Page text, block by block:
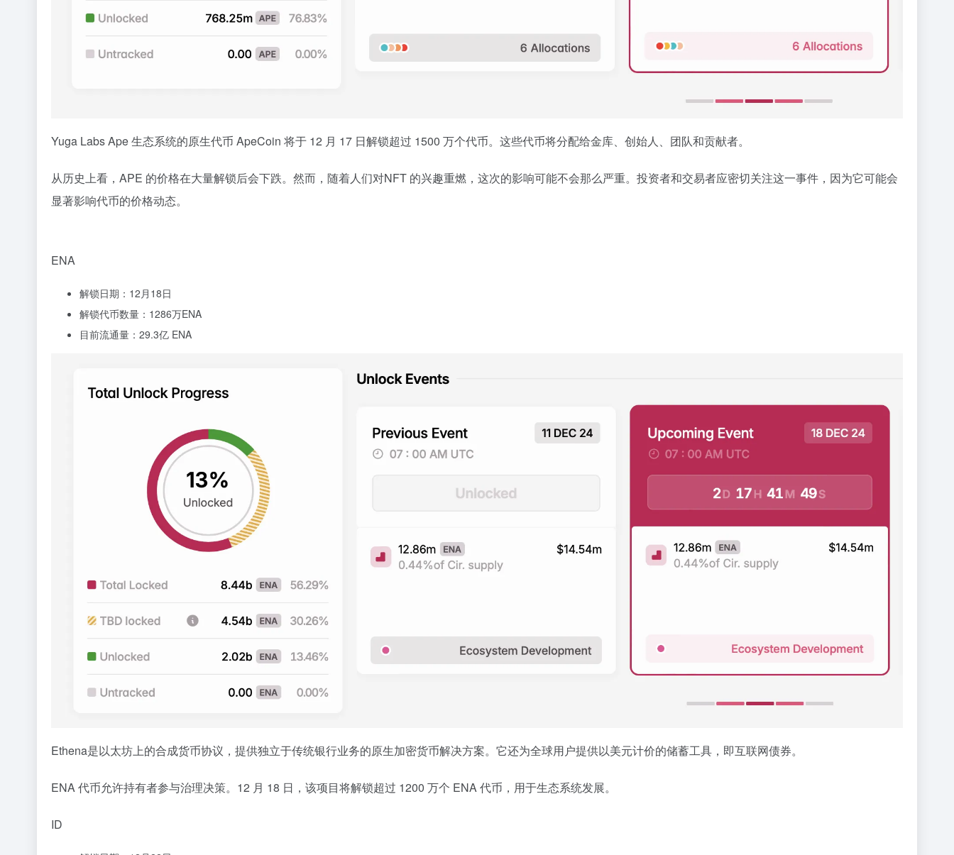
Yuga Labs Ape 生态系统的原生代币 ApeCoin 将于 12 月 17 日解锁超过 1500 万个代币。这些代币将分配给金库、创始人、团队和贡献者。
从历史上看，APE 的价格在大量解锁后会下跌。然而，随着人们对NFT 的兴趣重燃，这次的影响可能不会那么严重。投资者和交易者应密切关注这一事件，因为它可能会
显著影响代币的价格动态。
ENA
解锁日期：12月18日
解锁代币数量：1286万ENA
目前流通量：29.3亿 ENA
Ethena是以太坊上的合成货币协议，提供独立于传统银行业务的原生加密货币解决方案。它还为全球用户提供以美元计价的储蓄工具，即互联网债券。
ENA 代币允许持有者参与治理决策。12 月 18 日，该项目将解锁超过 1200 万个 ENA 代币，用于生态系统发展。
ID